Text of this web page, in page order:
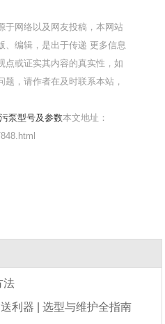
于网络以及网友投稿，本网站
、编辑，是出于传递 更多信息
点或证实其内容的真实性，如
，请作者在及时联系本站，
泵型号及参数本文地址：
法
利器 | 选型与维护全指南